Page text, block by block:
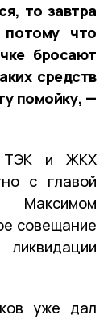
то завтра
что
бросают
средств
помойку, —
ТЭК и ЖКХ
с главой
совещание
уже дал